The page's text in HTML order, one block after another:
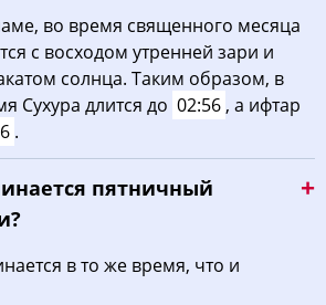
во время священного месяца
с восходом утренней зари и
солнца. Таким образом, в
Сухура длится до 02:56 , а ифтар
.
пятничный
в то же время, что и